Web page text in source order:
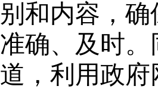
别和内容 ，
准确、及时
道，利用政府